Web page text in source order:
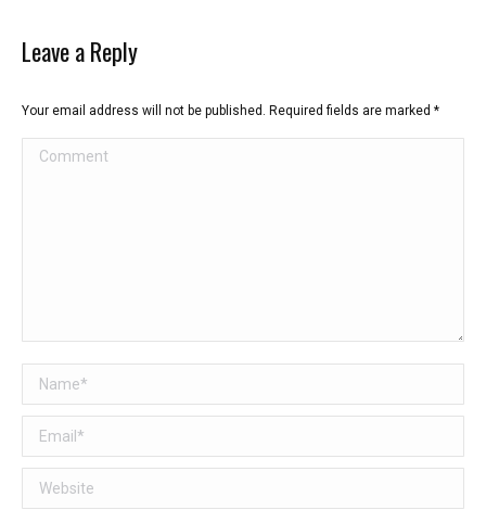
Leave a Reply
Your email address will not be published. Required fields are marked *
Comment
Name *
Email *
Website